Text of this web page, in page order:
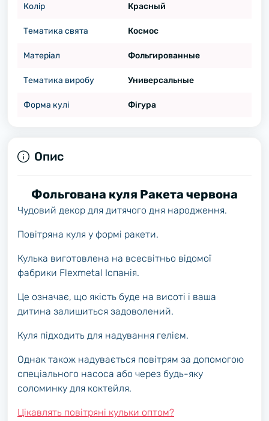
Колір Красный
Тематика свята Космос
Матеріал Фольгированные
Тематика виробу Универсальные
Форма кулі Фігура
Опис
Фольгована куля Ракета червона
Чудовий декор для дитячого дня народження.
Повітряна куля у формі ракети.
Кулька виготовлена на всесвітньо відомої
фабрики Flexmetal Іспанія.
Це означає, що якість буде на висоті і ваша
дитина залишиться задоволений.
Куля підходить для надування гелієм.
Однак також надувається повітрям за допомогою
спеціального насоса або через будь-яку
соломинку для коктейля.
Цікавлять повітряні кульки оптом?